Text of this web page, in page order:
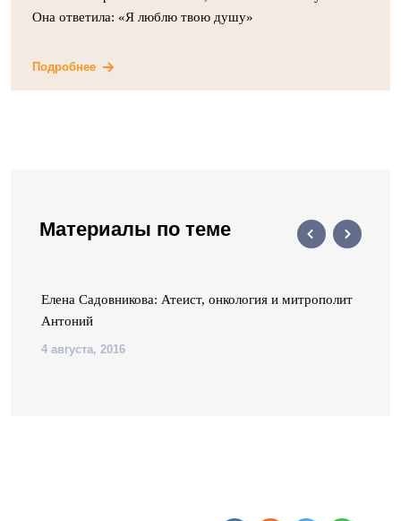
Она ответила: «Я люблю твою душу»
Подробнее
Материалы по теме
Елена Садовникова: Атеист, онкология и митрополит
Антоний
4 августа, 2016